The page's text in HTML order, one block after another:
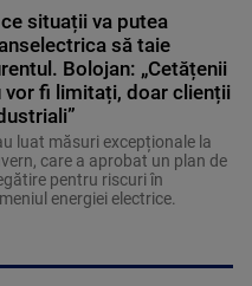
situații va putea
să taie
Bolojan: „Cetățenii
vor fi limitați, doar clienții
luat măsuri excepționale la
care a aprobat un plan de
pentru riscuri în
energiei electrice.